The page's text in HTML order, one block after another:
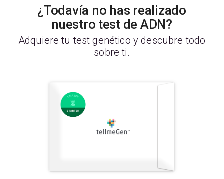
¿Todavía no has realizado
nuestro test de ADN?
Adquiere tu test genético y descubre todo
sobre ti.